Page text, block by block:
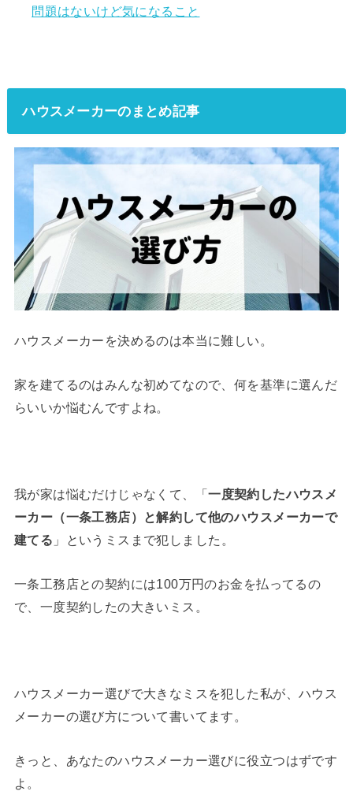
問題はないけど気になること
ハウスメーカーのまとめ記事
ハウスメーカーを決めるのは本当に難しい。
家を建てるのはみんな初めてなので、何を基準に選んだ
らいいか悩むんですよね。
我が家は悩むだけじゃなくて、「一度契約したハウスメ
ーカー（一条工務店）と解約して他のハウスメーカーで
建てる 」というミスまで犯しました。
一条工務店との契約には100万円のお金を払ってるの
で、一度契約したの大きいミス。
ハウスメーカー選びで大きなミスを犯した私が、ハウス
メーカーの選び方について書いてます。
きっと、あなたのハウスメーカー選びに役立つはずです
よ。